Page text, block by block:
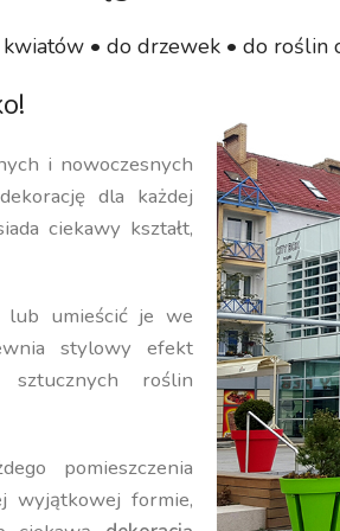
• do drzewek • do roślin
i nowoczesnych
dla każdej
ciekawy kształt,
lub umieścić je we
stylowy efekt
roślin
pomieszczenia
wyjątkowej formie,